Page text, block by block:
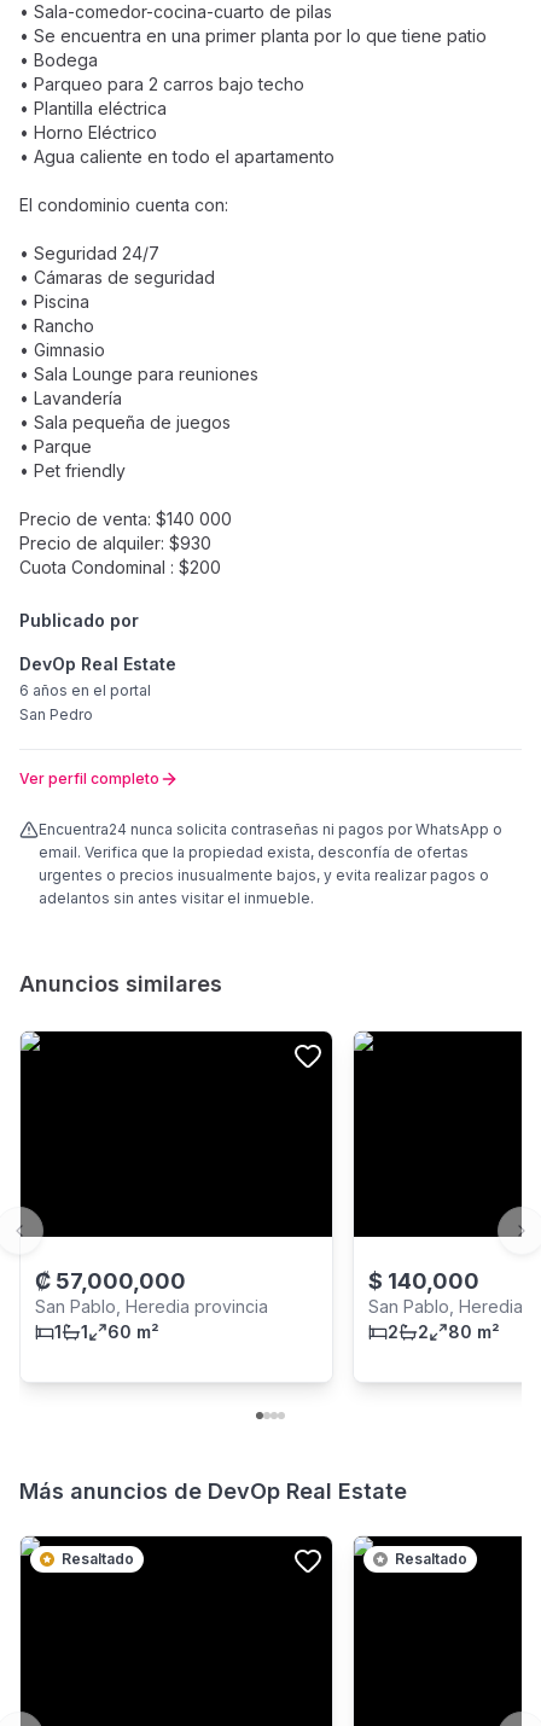
• Sala-comedor-cocina-cuarto de pilas
• Se encuentra en una primer planta por lo que tiene patio
• Bodega
• Parqueo para 2 carros bajo techo
• Plantilla eléctrica
• Horno Eléctrico
• Agua caliente en todo el apartamento
El condominio cuenta con:
• Seguridad 24/7
• Cámaras de seguridad
• Piscina
• Rancho
• Gimnasio
• Sala Lounge para reuniones
• Lavandería
• Sala pequeña de juegos
• Parque
• Pet friendly
Precio de venta: $140 000
Precio de alquiler: $930
Cuota Condominal : $200
Publicado por
DevOp Real Estate
6 años en el portal
San Pedro
Ver perfil completo
Encuentra24 nunca solicita contraseñas ni pagos por WhatsApp o
email. Verifica que la propiedad exista, desconfía de ofertas
urgentes o precios inusualmente bajos, y evita realizar pagos o
adelantos sin antes visitar el inmueble.
Anuncios similares
₡ 57,000,000
San Pablo, Heredia provincia
1
1 60 m²
$ 140,000
San Pablo, Heredia
2
2 80 m²
Previous slide
Más anuncios de DevOp Real Estate
Resaltado Resaltado